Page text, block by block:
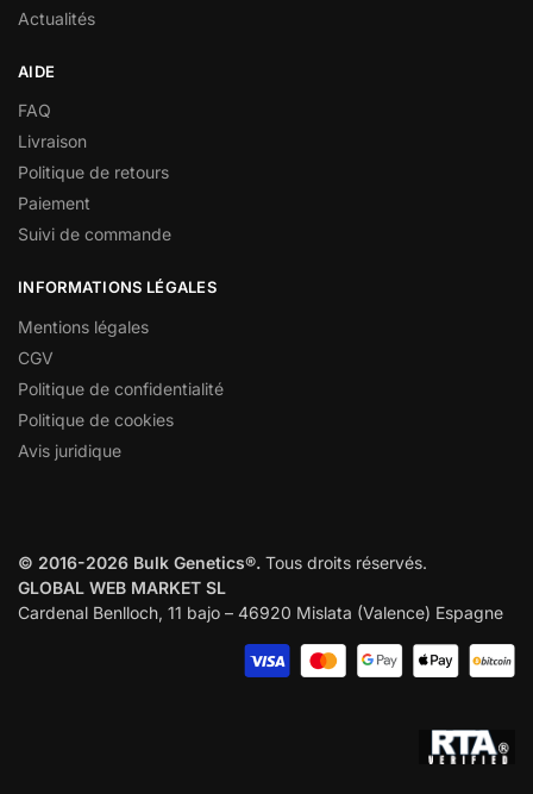
Actualités
AIDE
FAQ
Livraison
Politique de retours
Paiement
Suivi de commande
INFORMATIONS LÉGALES
Mentions légales
CGV
Politique de confidentialité
Politique de cookies
Avis juridique
© 2016-2026 Bulk Genetics®. Tous droits réservés.
GLOBAL WEB MARKET SL
Cardenal Benlloch, 11 bajo – 46920 Mislata (Valence) Espagne